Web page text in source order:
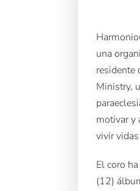
una
residente
Ministry,
motivar y
vivir
El coro
(12)